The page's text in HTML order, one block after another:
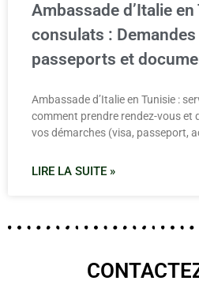
Ambassade d’Italie
consulats : Demandes
passeports et
Ambassade d’Italie en Tunisie :
comment prendre rendez-vous et
vos démarches (visa, passeport,
LIRE LA SUITE »